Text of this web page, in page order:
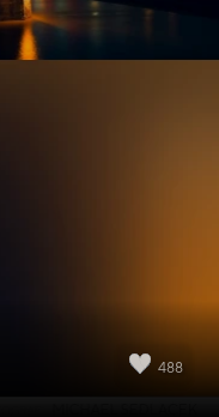
488